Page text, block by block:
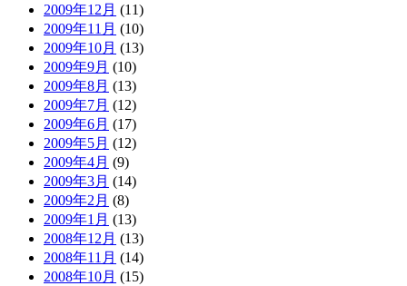
2009年12月 (11)
2009年11月 (10)
2009年10月 (13)
2009年9月 (10)
2009年8月 (13)
2009年7月 (12)
2009年6月 (17)
2009年5月 (12)
2009年4月 (9)
2009年3月 (14)
2009年2月 (8)
2009年1月 (13)
2008年12月 (13)
2008年11月 (14)
2008年10月 (15)